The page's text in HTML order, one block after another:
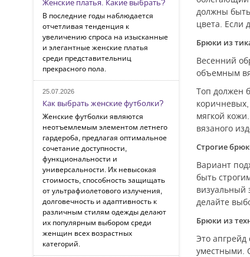
Женские платья. Какие выбрать?
В последние годы наблюдается
отчетливая тенденция к
увеличению спроса на изысканные
и элегантные женские платья
среди представительниц
прекрасного пола.
25.07.2026
Как выбрать женские футболки?
Женские футболки являются
неотъемлемым элементом летнего
гардероба, предлагая оптимальное
сочетание доступности,
функциональности и
универсальности. Их невысокая
стоимость, способность защищать
от ультрафиолетового излучения,
долговечность и адаптивность к
различным стилям одежды делают
их популярным выбором среди
женщин всех возрастных
категорий.
должны
цвета. Если
Брюки из
Весенний
объемным
Топ должен
мягкой
вязаного
Строгие
Вариант
быть
визуальный
делайте
Брюки из
Это апгрейд
уместными.